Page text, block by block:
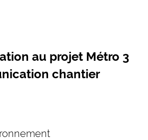
au projet Métro 3
chantier